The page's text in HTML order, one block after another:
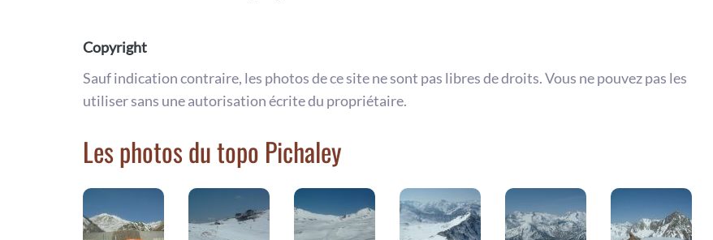
Copyright
Sauf indication contraire, les photos de ce site ne sont pas libres de droits. Vous ne pouvez pas les
utiliser sans une autorisation écrite du propriétaire.
Les photos du topo Pichaley